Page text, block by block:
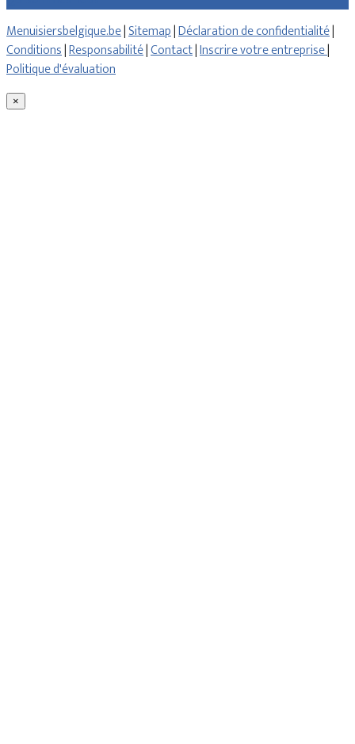
Menuisiersbelgique.be|Sitemap|Déclaration de confidentialité|
Conditions|Responsabilité|Contact|Inscrire votre entreprise|
Politique d'évaluation
×